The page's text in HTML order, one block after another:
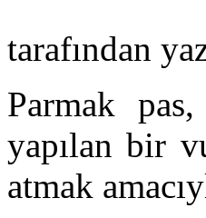
tarafından
Parmak
yapılan bir
atmak